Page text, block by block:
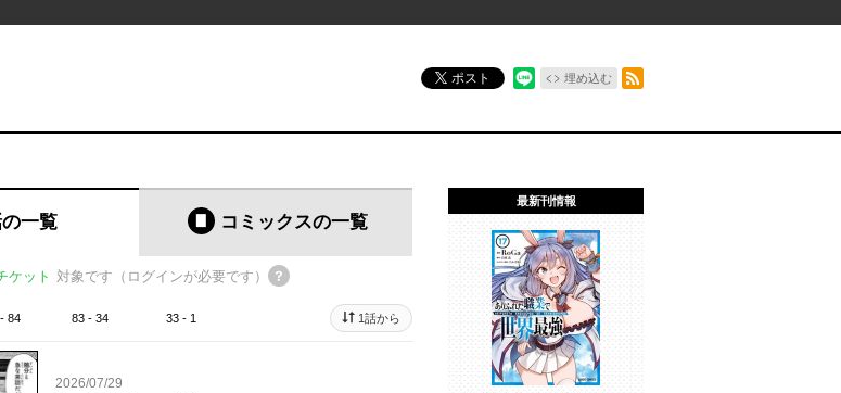
ポスト 埋め込む
一覧 コミックスの一覧
ケット 対象です（ログインが必要です）
84 83 - 34 33 - 1 1話から
2026/07/29
最新刊情報